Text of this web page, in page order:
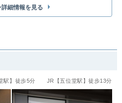
で安全性の高い機械となっています。
ています。
詳細情報を見る
駅】徒歩5分 JR【五位堂駅】徒歩13分